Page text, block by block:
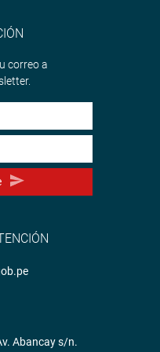
correo a
Abancay s/n.